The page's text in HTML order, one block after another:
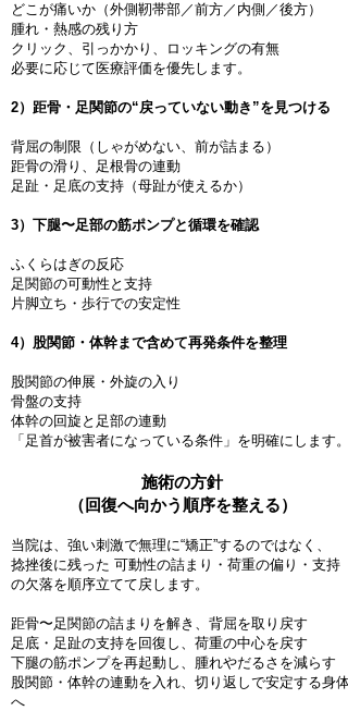
どこが痛いか（外側靭帯部／前方／内側／後方）
腫れ・熱感の残り方
クリック、引っかかり、ロッキングの有無
必要に応じて医療評価を優先します。
2）距骨・足関節の“戻っていない動き”を見つける
背屈の制限（しゃがめない、前が詰まる）
距骨の滑り、足根骨の連動
足趾・足底の支持（母趾が使えるか）
3）下腿〜足部の筋ポンプと循環を確認
ふくらはぎの反応
足関節の可動性と支持
片脚立ち・歩行での安定性
4）股関節・体幹まで含めて再発条件を整理
股関節の伸展・外旋の入り
骨盤の支持
体幹の回旋と足部の連動
「足首が被害者になっている条件」を明確にします。
施術の方針
（回復へ向かう順序を整える）
当院は、強い刺激で無理に“矯正”するのではなく、
捻挫後に残った 可動性の詰まり・荷重の偏り・支持
の欠落を順序立てて戻します。
距骨〜足関節の詰まりを解き、背屈を取り戻す
足底・足趾の支持を回復し、荷重の中心を戻す
下腿の筋ポンプを再起動し、腫れやだるさを減らす
股関節・体幹の連動を入れ、切り返しで安定する身体
へ